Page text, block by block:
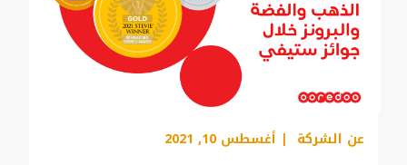
عن الشركة | أغسطس 10, 2021